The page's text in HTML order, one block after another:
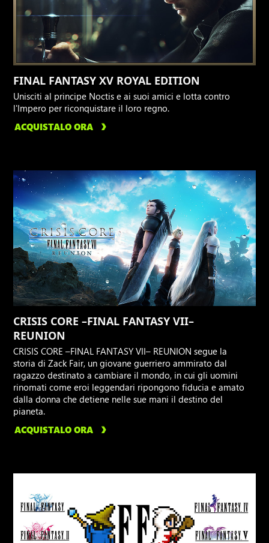
FINAL FANTASY XV ROYAL EDITION
Unisciti al principe Noctis e ai suoi amici e lotta contro
l'Impero per riconquistare il loro regno.
ACQUISTALO ORA
CRISIS CORE –FINAL FANTASY VII–
REUNION
CRISIS CORE –FINAL FANTASY VII– REUNION segue la
storia di Zack Fair, un giovane guerriero ammirato dal
ragazzo destinato a cambiare il mondo, in cui gli uomini
rinomati come eroi leggendari ripongono fiducia e amato
dalla donna che detiene nelle sue mani il destino del
pianeta.
ACQUISTALO ORA